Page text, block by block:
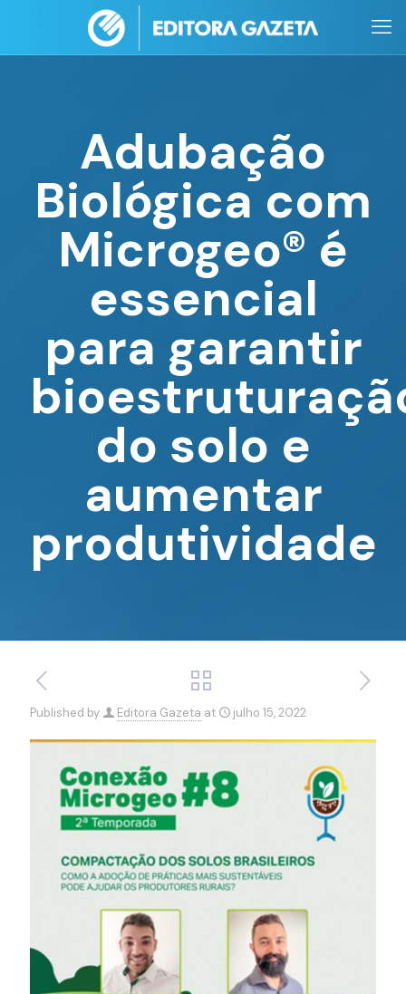
Adubação
Biológica com
Microgeo® é
essencial
para garantir
do solo e
aumentar
produtividade
Published by Editora Gazeta at julho 15, 2022